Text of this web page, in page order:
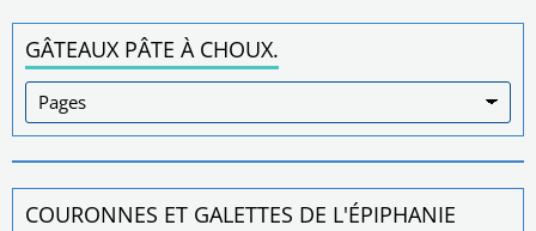
GÂTEAUX PÂTE À CHOUX.
COURONNES ET GALETTES DE L'ÉPIPHANIE